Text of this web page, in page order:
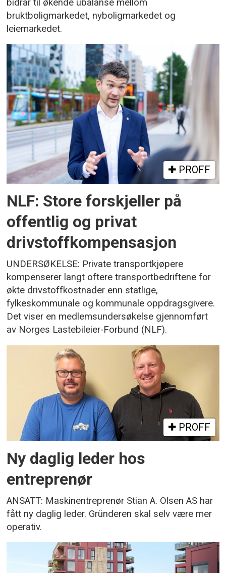
bidrar til økende ubalanse mellom
bruktboligmarkedet, nyboligmarkedet og
leiemarkedet.
PROFF
NLF: Store forskjeller på
offentlig og privat
drivstoffkompensasjon
UNDERSØKELSE: Private transportkjøpere
kompenserer langt oftere transportbedriftene for
økte drivstoffkostnader enn statlige,
fylkeskommunale og kommunale oppdragsgivere.
Det viser en medlemsundersøkelse gjennomført
av Norges Lastebileier-Forbund (NLF).
PROFF
Ny daglig leder hos
entreprenør
ANSATT: Maskinentreprenør Stian A. Olsen AS har
fått ny daglig leder. Gründeren skal selv være mer
operativ.